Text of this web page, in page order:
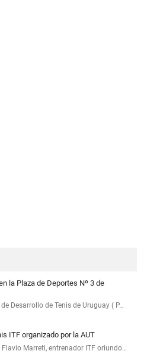
la Plaza de Deportes Nº 3 de
Desarrollo de Tenis de Uruguay ( P…
ITF organizado por la AUT
Marreti, entrenador ITF oriundo…